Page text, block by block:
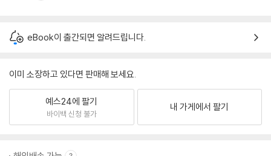
eBook이 출간되면 알려드립니다.
이미 소장하고 있다면 판매해 보세요.
예스24에 팔기
바이백 신청 불가
내 가게에서 팔기